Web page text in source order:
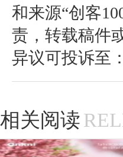
和来源“创客
责，转载稿件
异议可投诉至
相关阅读